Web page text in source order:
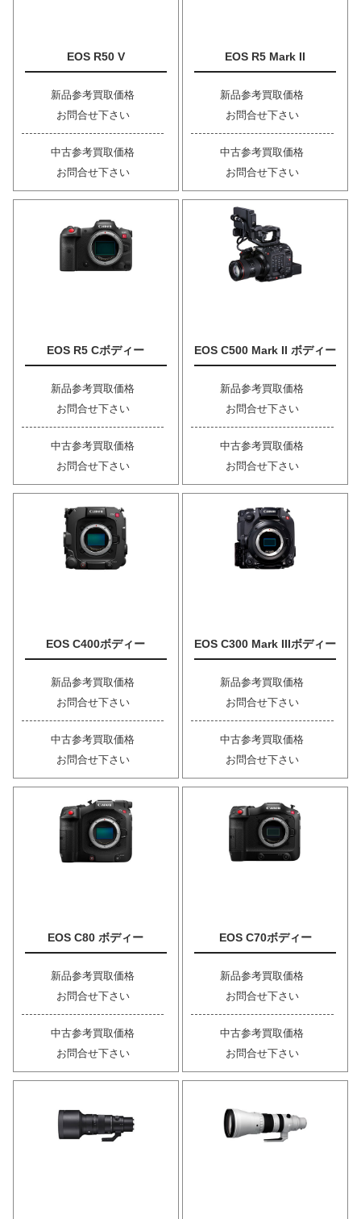
EOS R50 V
新品参考買取価格
お問合せ下さい
中古参考買取価格
お問合せ下さい
EOS R5 Mark II
新品参考買取価格
お問合せ下さい
中古参考買取価格
お問合せ下さい
EOS R5 Cボディー
新品参考買取価格
お問合せ下さい
中古参考買取価格
お問合せ下さい
EOS C500 Mark II ボディー
新品参考買取価格
お問合せ下さい
中古参考買取価格
お問合せ下さい
EOS C400ボディー
新品参考買取価格
お問合せ下さい
中古参考買取価格
お問合せ下さい
EOS C300 Mark IIIボディー
新品参考買取価格
お問合せ下さい
中古参考買取価格
お問合せ下さい
EOS C80 ボディー
新品参考買取価格
お問合せ下さい
中古参考買取価格
お問合せ下さい
EOS C70ボディー
新品参考買取価格
お問合せ下さい
中古参考買取価格
お問合せ下さい